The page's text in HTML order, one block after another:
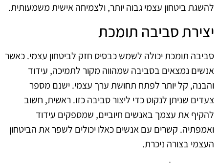
להשגת ביטחון עצמי גבוה יותר, ולצמיחה אישית משמעותית.
יצירת סביבה תומכת
סביבה תומכת יכולה לשמש כבסיס חזק לביטחון עצמי. כאשר
אנשים נמצאים בסביבה שמהווה מקור לתמיכה, עידוד
והבנה, קל יותר לפתח תחושת ערך עצמי. ישנם מספר
צעדים שניתן לנקוט כדי ליצור סביבה כזו. ראשית, חשוב
להקיף את עצמך באנשים חיוביים, שמספקים עידוד
ואמפתיה. קשרים עם אנשים כאלו יכולים לשפר את הביטחון
העצמי בצורה ניכרת.